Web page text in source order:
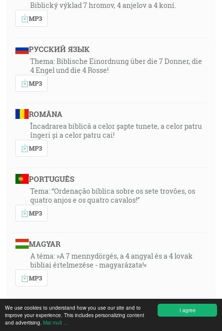
I agree
We use cookies to understand how you use our site and to
improve your experience. This includes personalizing content
and advertising. Mai mult ...
Biblický výklad 7 hromov, 4 anjelov a 4 koní.
MP3
РУССКИЙ ЯЗЫК
Thema: Biblische Einordnung über die 7 Donner, die
4 Engel und die 4 Rosse!
MP3
ROMÂNA
Încadrarea biblică a celor șapte tunete, a celor patru
îngeri și a celor patru cai!
MP3
PORTUGUÊS
Tema: “Ordenação bíblica sobre os sete trovões, os
quatro anjos e os quatro cavalos!”
MP3
MAGYAR
A téma: »A 7 mennydörgés, a 4 angyal és a 4 lovak
bibliai értelmezése - magyarázata!«
MP3
ESPAÑOL
Tema: «¡Clasificación bíblica de los 7 truenos, los 4